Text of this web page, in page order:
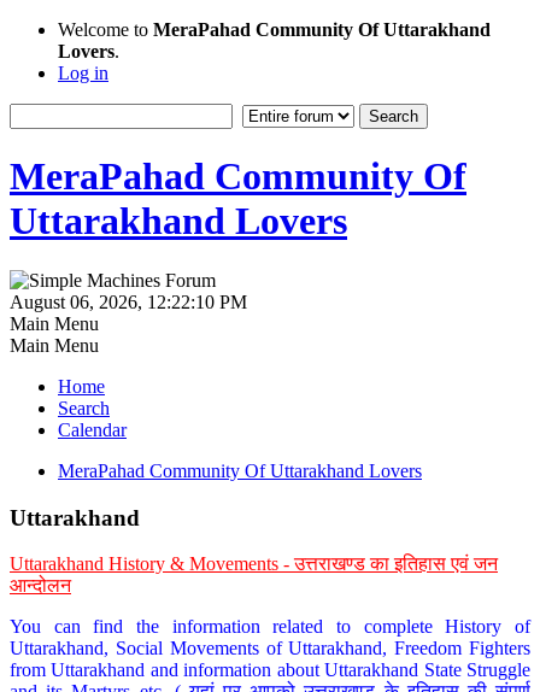
Welcome to MeraPahad Community Of Uttarakhand
Lovers.
Log in
MeraPahad Community Of
Uttarakhand Lovers
August 06, 2026, 12:22:10 PM
Main Menu
Main Menu
Home
Search
Calendar
MeraPahad Community Of Uttarakhand Lovers
Uttarakhand
Uttarakhand History & Movements - उत्तराखण्ड का इतिहास एवं जन
आन्दोलन
You can find the information related to complete History of
Uttarakhand, Social Movements of Uttarakhand, Freedom Fighters
from Uttarakhand and information about Uttarakhand State Struggle